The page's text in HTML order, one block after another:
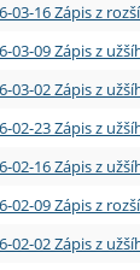
03-16 Zápis z
03-09 Zápis z
03-02 Zápis z
02-23 Zápis z
02-16 Zápis z
02-09 Zápis z
02-02 Zápis z